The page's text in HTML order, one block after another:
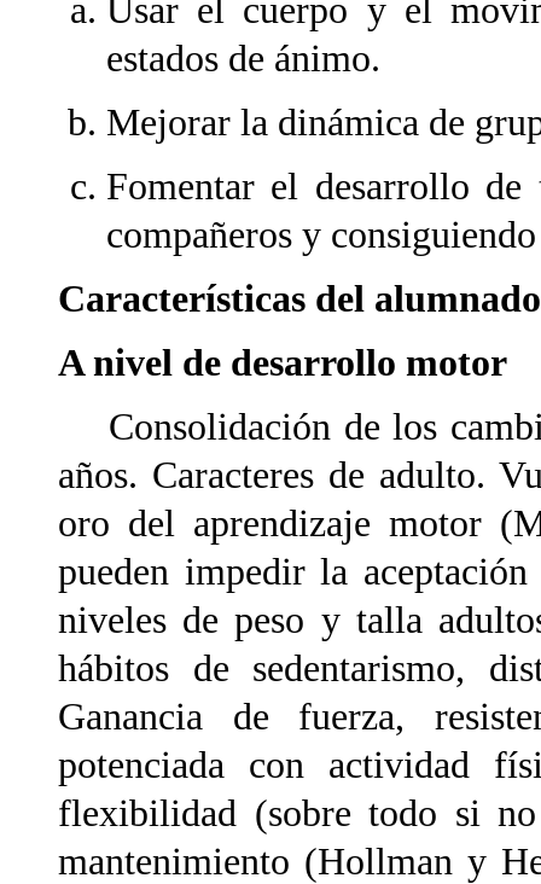
Usar el cuerpo y el
estados de ánimo.
Mejorar la dinámica de
Fomentar el desarrollo de
compañeros y
Características del
A nivel de desarrollo motor
Consolidación de los
años. Caracteres de adulto.
oro del aprendizaje motor
pueden impedir la
niveles de peso y talla
hábitos de sedentarismo,
Ganancia de fuerza,
potenciada con actividad
flexibilidad (sobre todo si
mantenimiento (Hollman y